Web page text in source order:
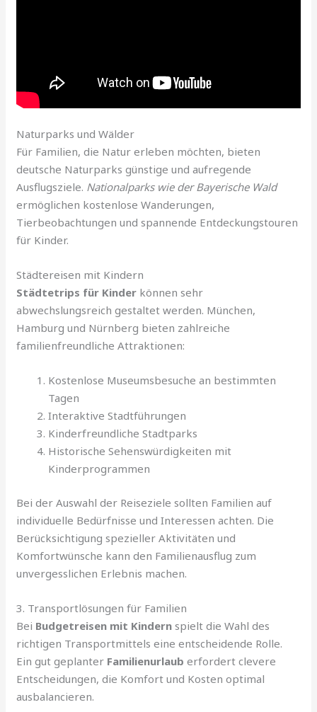
Naturparks und Wälder
Für Familien, die Natur erleben möchten, bieten
deutsche Naturparks günstige und aufregende
Ausflugsziele. Nationalparks wie der Bayerische Wald
ermöglichen kostenlose Wanderungen,
Tierbeobachtungen und spannende Entdeckungstouren
für Kinder.
Städtereisen mit Kindern
Städtetrips für Kinder können sehr
abwechslungsreich gestaltet werden. München,
Hamburg und Nürnberg bieten zahlreiche
familienfreundliche Attraktionen:
Kostenlose Museumsbesuche an bestimmten
Tagen
Interaktive Stadtführungen
Kinderfreundliche Stadtparks
Historische Sehenswürdigkeiten mit
Kinderprogrammen
Bei der Auswahl der Reiseziele sollten Familien auf
individuelle Bedürfnisse und Interessen achten. Die
Berücksichtigung spezieller Aktivitäten und
Komfortwünsche kann den Familienausflug zum
unvergesslichen Erlebnis machen.
3. Transportlösungen für Familien
Bei Budgetreisen mit Kindern spielt die Wahl des
richtigen Transportmittels eine entscheidende Rolle.
Ein gut geplanter Familienurlaub erfordert clevere
Entscheidungen, die Komfort und Kosten optimal
ausbalancieren.